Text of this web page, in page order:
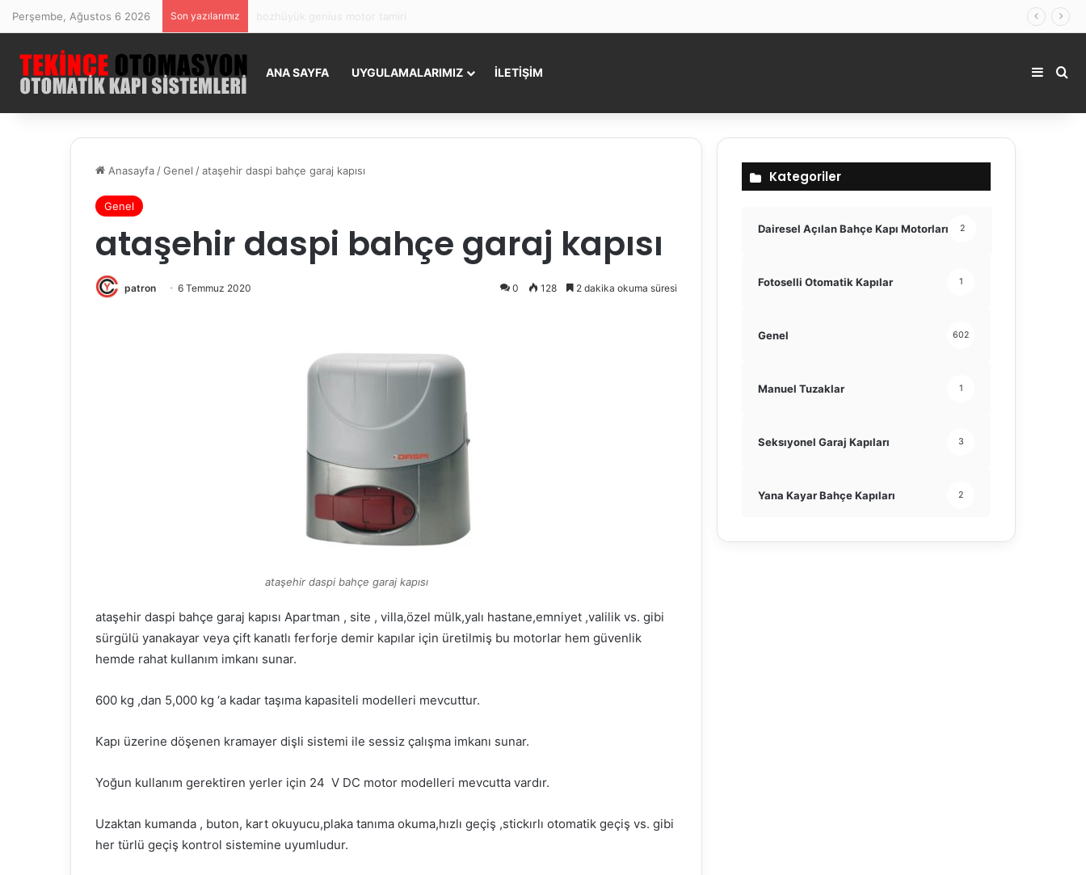
Perşembe, Ağustos 6 2026 Son yazılarımız
ANA SAYFA UYGULAMALARIMIZ İLETİŞİM Kenar
Anasayfa /Genel /ataşehir daspi bahçe garaj kapısı
Genel
ataşehir daspi bahçe garaj kapısı
patron 6 Temmuz 2020 0 128 2 dakika okuma süresi
ataşehir daspi bahçe garaj kapısı
ataşehir daspi bahçe garaj kapısı Apartman , site , villa,özel mülk,yalı hastane,emniyet ,valilik vs. gibi
sürgülü yanakayar veya çift kanatlı ferforje demir kapılar için üretilmiş bu motorlar hem güvenlik
hemde rahat kullanım imkanı sunar.
600 kg ,dan 5,000 kg ‘a kadar taşıma kapasiteli modelleri mevcuttur.
Kapı üzerine döşenen kramayer dişli sistemi ile sessiz çalışma imkanı sunar.
Yoğun kullanım gerektiren yerler için 24 V DC motor modelleri mevcutta vardır.
Uzaktan kumanda , buton, kart okuyucu,plaka tanıma okuma,hızlı geçiş ,stickırlı otomatik geçiş vs. gibi
her türlü geçiş kontrol sistemine uyumludur.
Kategoriler
Dairesel Açılan Bahçe Kapı Motorları 2
Fotoselli Otomatik Kapılar 1
Genel 602
Manuel Tuzaklar 1
Seksıyonel Garaj Kapıları 3
Yana Kayar Bahçe Kapıları 2